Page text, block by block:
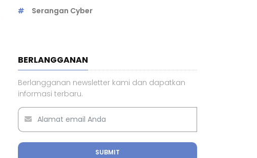
Serangan Cyber
BERLANGGANAN
Berlangganan newsletter kami dan dapatkan
informasi terbaru.
SUBMIT